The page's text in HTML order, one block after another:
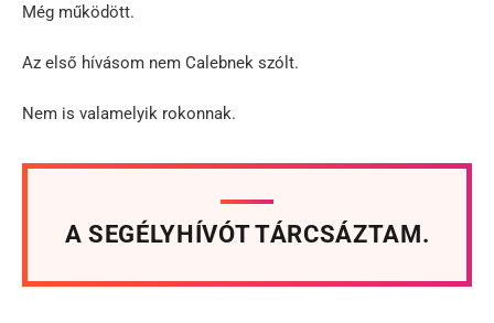
Még működött.
Az első hívásom nem Calebnek szólt.
Nem is valamelyik rokonnak.
A SEGÉLYHÍVÓT TÁRCSÁZTAM.